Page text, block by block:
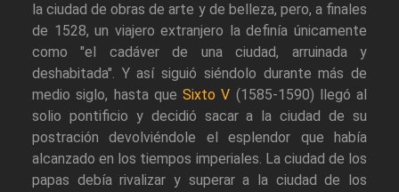
la ciudad de obras de arte y de belleza, pero, a finales
de 1528, un viajero extranjero la definía únicamente
como "el cadáver de una ciudad, arruinada y
deshabitada". Y así siguió siéndolo durante más de
medio siglo, hasta que Sixto V (1585-1590) llegó al
solio pontificio y decidió sacar a la ciudad de su
postración devolviéndole el esplendor que había
alcanzado en los tiempos imperiales. La ciudad de los
papas debía rivalizar y superar a la ciudad de los